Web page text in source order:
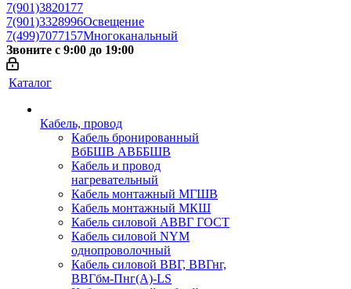
7(901)3820177
7(901)3328996Освещение
7(499)7077157Многоканальный
Звоните с 9:00 до 19:00
Каталог
Кабель, провод
Кабель бронированный
ВбБШВ АВББШВ
Кабель и провод
нагревательный
Кабель монтажный МГШВ
Кабель монтажный МКШ
Кабель силовой АВВГ ГОСТ
Кабель силовой NYM
однопроволочный
Кабель силовой ВВГ, ВВГнг,
ВВГбм-Пнг(А)-LS